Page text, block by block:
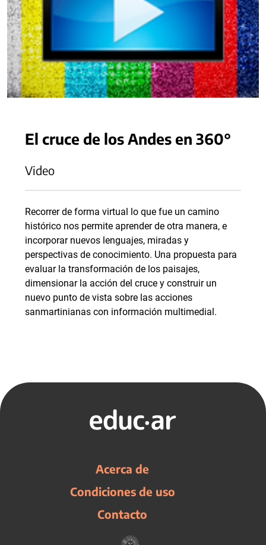
El cruce de los Andes en 360°
Video
Recorrer de forma virtual lo que fue un camino
histórico nos permite aprender de otra manera, e
incorporar nuevos lenguajes, miradas y
perspectivas de conocimiento. Una propuesta para
evaluar la transformación de los paisajes,
dimensionar la acción del cruce y construir un
nuevo punto de vista sobre las acciones
sanmartinianas con información multimedial.
Acerca de
Condiciones de uso
Contacto